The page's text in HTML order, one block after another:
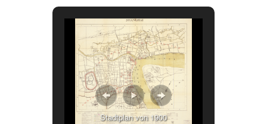
Stadtplan von 1900